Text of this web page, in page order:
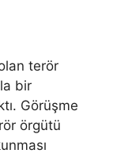
terör
bir
Görüşme
örgütü